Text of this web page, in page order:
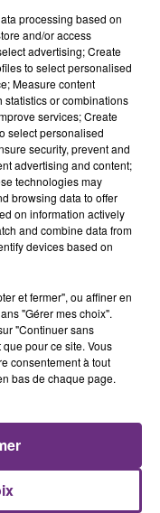
DE...
vendange 2026
prévu,
pour rappeler
ED SHEERAN
Bad Habits
processing based on
and/or access
advertising; Create
to select personalised
Measure content
or combinations
services; Create
select personalised
security, prevent and
advertising and content;
technologies may
browsing data to offer
on information actively
and combine data from
devices based on
et fermer", ou affiner en
"Gérer mes choix".
"Continuer sans
pour ce site. Vous
consentement à tout
bas de chaque page.